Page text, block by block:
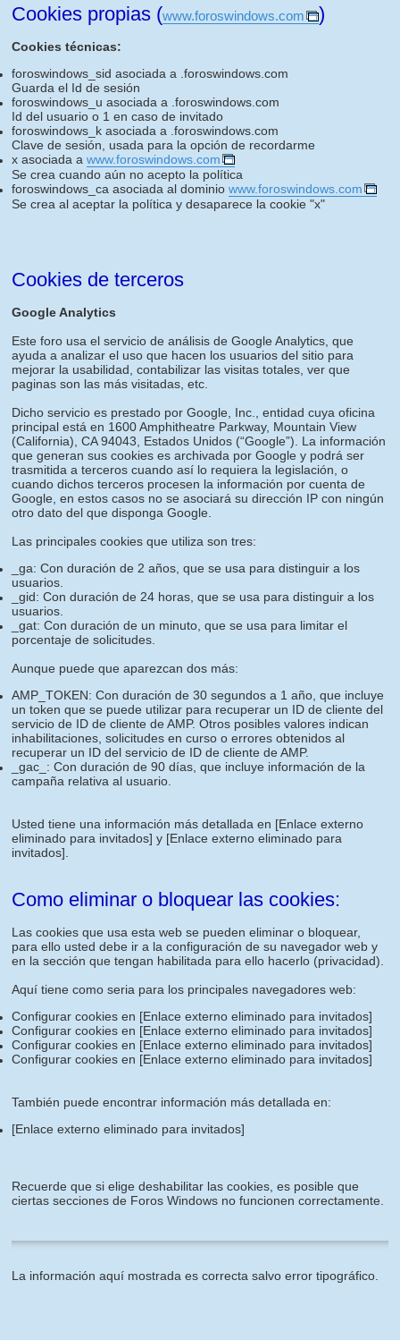
Cookies propias (www.foroswindows.com )
Cookies técnicas:
foroswindows_sid asociada a .foroswindows.com
Guarda el Id de sesión
foroswindows_u asociada a .foroswindows.com
Id del usuario o 1 en caso de invitado
foroswindows_k asociada a .foroswindows.com
Clave de sesión, usada para la opción de recordarme
x asociada a www.foroswindows.com
Se crea cuando aún no acepto la política
foroswindows_ca asociada al dominio www.foroswindows.com
Se crea al aceptar la política y desaparece la cookie "x"
Cookies de terceros
Google Analytics
Este foro usa el servicio de análisis de Google Analytics, que
ayuda a analizar el uso que hacen los usuarios del sitio para
mejorar la usabilidad, contabilizar las visitas totales, ver que
paginas son las más visitadas, etc.
Dicho servicio es prestado por Google, Inc., entidad cuya oficina
principal está en 1600 Amphitheatre Parkway, Mountain View
(California), CA 94043, Estados Unidos (“Google”). La información
que generan sus cookies es archivada por Google y podrá ser
trasmitida a terceros cuando así lo requiera la legislación, o
cuando dichos terceros procesen la información por cuenta de
Google, en estos casos no se asociará su dirección IP con ningún
otro dato del que disponga Google.
Las principales cookies que utiliza son tres:
_ga: Con duración de 2 años, que se usa para distinguir a los
usuarios.
_gid: Con duración de 24 horas, que se usa para distinguir a los
usuarios.
_gat: Con duración de un minuto, que se usa para limitar el
porcentaje de solicitudes.
Aunque puede que aparezcan dos más:
AMP_TOKEN: Con duración de 30 segundos a 1 año, que incluye
un token que se puede utilizar para recuperar un ID de cliente del
servicio de ID de cliente de AMP. Otros posibles valores indican
inhabilitaciones, solicitudes en curso o errores obtenidos al
recuperar un ID del servicio de ID de cliente de AMP.
_gac_: Con duración de 90 días, que incluye información de la
campaña relativa al usuario.
Usted tiene una información más detallada en [Enlace externo
eliminado para invitados] y [Enlace externo eliminado para
invitados]
Como eliminar o bloquear las cookies:
Las cookies que usa esta web se pueden eliminar o bloquear,
para ello usted debe ir a la configuración de su navegador web y
en la sección que tengan habilitada para ello hacerlo (privacidad).
Aquí tiene como seria para los principales navegadores web:
Configurar cookies en [Enlace externo eliminado para invitados]
Configurar cookies en [Enlace externo eliminado para invitados]
Configurar cookies en [Enlace externo eliminado para invitados]
Configurar cookies en [Enlace externo eliminado para invitados]
También puede encontrar información más detallada en:
[Enlace externo eliminado para invitados]
Recuerde que si elige deshabilitar las cookies, es posible que
ciertas secciones de Foros Windows no funcionen correctamente.
La información aquí mostrada es correcta salvo error tipográfico.